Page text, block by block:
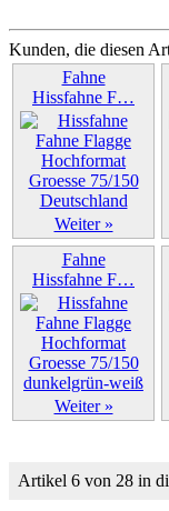
Kunden, die diesen
Fahne
Hissfahne F…
Weiter »
Fahne
Hissfahne F…
Weiter »
Artikel 6 von 28 in